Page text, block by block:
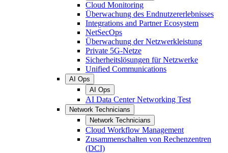
Cloud Monitoring
Überwachung des Endnutzererlebnisses
Integrations and Partner Ecosystem
NetSecOps
Überwachung der Netzwerkleistung
Private 5G-Netze
Sicherheitslösungen für Netzwerke
Unified Communications
AI Ops
AI Ops
AI Data Center Networking Test
Network Technicians
Network Technicians
Cloud Workflow Management
Zusammenschalten von Rechenzentren
(DCI)